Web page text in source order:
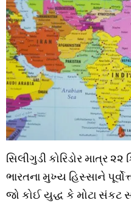
સિલીગુડી કોરિડોર માત્ર
ભારતના મુખ્ય હિસ્સાને
જો કોઈ યુદ્ધ કે મોટા સંકટ